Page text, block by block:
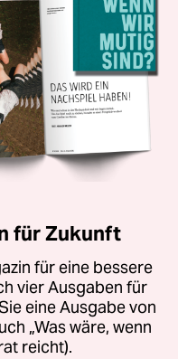
für Zukunft
für eine bessere
vier Ausgaben für
eine Ausgabe von
„Was wäre, wenn
reicht).